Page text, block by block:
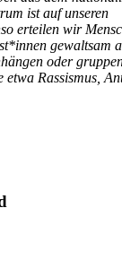
ist auf unseren
erteilen wir
gewaltsam
oder
Rassismus,